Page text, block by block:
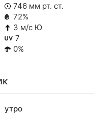
746 мм рт. ст.
72%
3 м/с Ю
7
0%
утро